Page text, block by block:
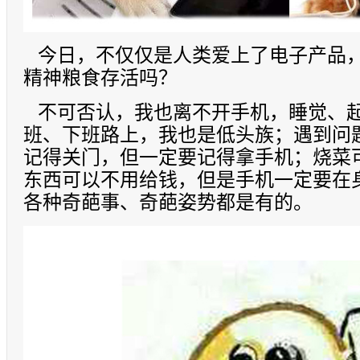
今日，不仅仅是人类爱上了电子产品
精神粮食存活吗？
不可否认，我也离不开手机，睡觉、
班、下班路上，我也是低头族；遇到
记得关门，但一定要记得拿手机；烧
东西可以不用给钱，但是手机一定要
各种奇葩事、奇葩姿势都是有的。